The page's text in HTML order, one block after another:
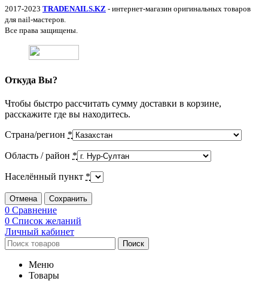
2017-2023 TRADENAILS.KZ - интернет-магазин оригинальных товаров
для nail-мастеров.
Все права защищены.
Откуда Вы?
Чтобы быстро рассчитать сумму доставки в корзине,
расскажите где вы находитесь.
Страна/регион *
Область / район *
Населённый пункт *
Отмена Сохранить
0 Сравнение
0 Список желаний
Личный кабинет
Поиск
Меню
Товары